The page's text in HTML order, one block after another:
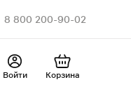
8 800 200-90-02
Войти Корзина